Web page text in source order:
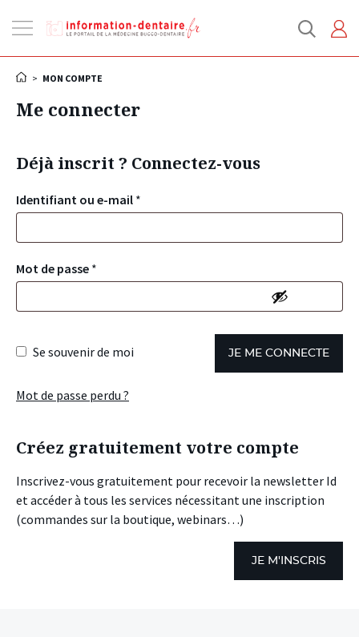
la
> MON COMPTE
Me connecter
Déjà inscrit ? Connectez-vous
Identifiant ou e-mail *
Mot de passe *
Se souvenir de moi JE ME CONNECTE
Mot de passe perdu ?
Créez gratuitement votre compte
Inscrivez-vous gratuitement pour recevoir la newsletter Id
et accéder à tous les services nécessitant une inscription
(commandes sur la boutique, webinars…)
JE M'INSCRIS